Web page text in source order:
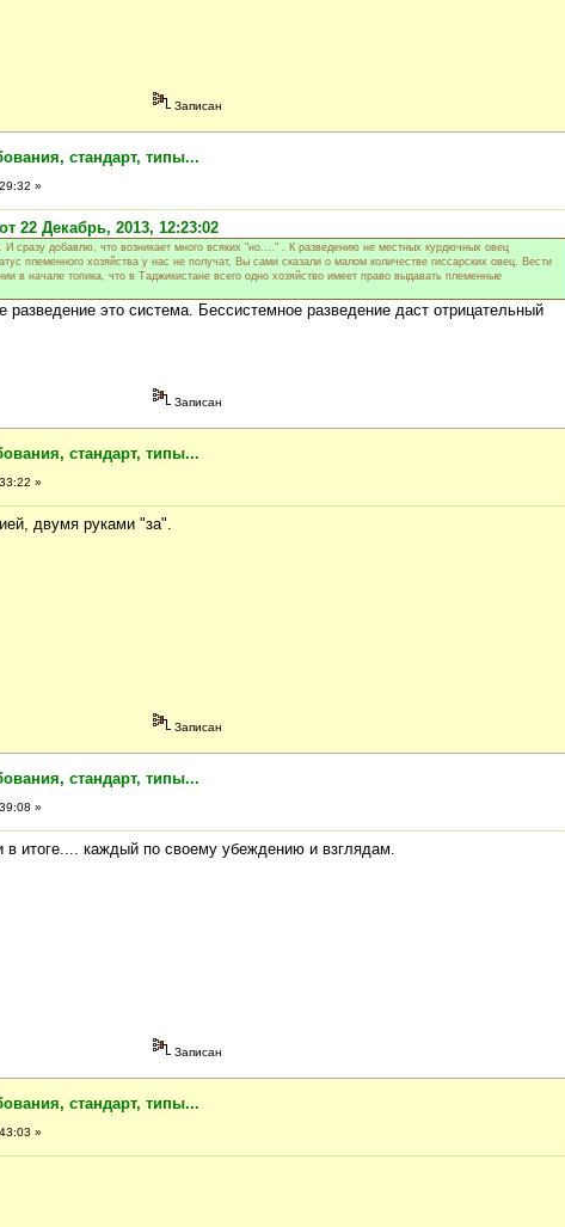
Записан
стандарт, типы...
»
22 Декабрь, 2013, 12:23:02
И сразу добавлю, что возникает много всяких "но...." . К разведению не местных курдючных овец
племенного хозяйства у нас не получат, Вы сами сказали о малом количестве гиссарских овец. Вести
в начале топика, что в Таджикистане всего одно хозяйство имеет право выдавать племенные
это система. Бессистемное разведение даст отрицательный
Записан
стандарт, типы...
»
двумя руками "за".
Записан
стандарт, типы...
»
итоге.... каждый по своему убеждению и взглядам.
Записан
стандарт, типы...
»